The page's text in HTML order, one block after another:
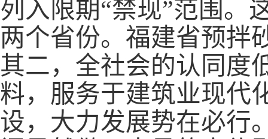
列入限期“禁现”范围。
两个省份。福建省预拌
其二，全社会的认同度
料，服务于建筑业现代
设，大力发展势在必行